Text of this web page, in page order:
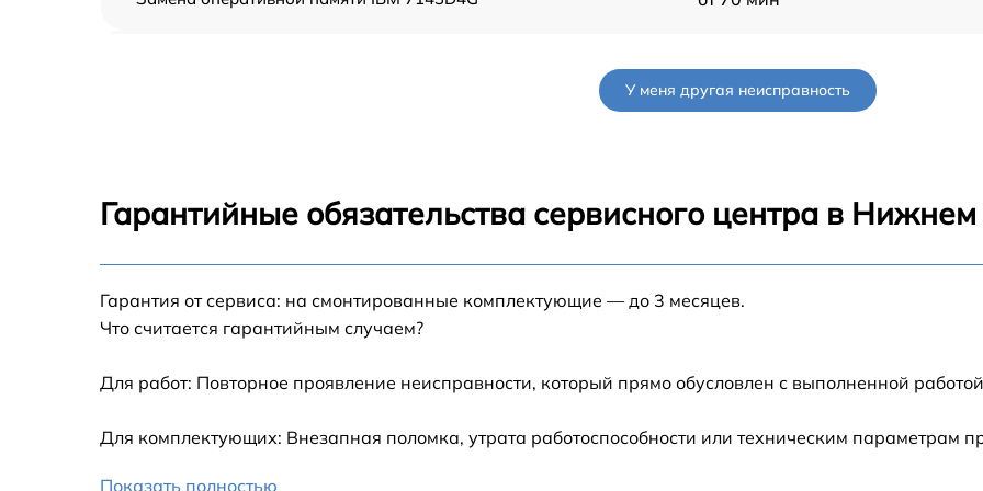
Восстановление загрузчика BIOS IBM
Ремонт СХД IBM 7143D4G от 100 мин
Ремонт ленточного накопителя IBM 7143D4G
Ремонт и диагностика ленточного
У меня другая неисправность
Гарантийные обязательства сервисного центра в
Гарантия от сервиса: на смонтированные комплектующие — до 3 месяцев.
Что считается гарантийным случаем?
Для работ: Повторное проявление неисправности, который прямо обусловлен с выполненной
Для комплектующих: Внезапная поломка, утрата работоспособности или техническим параметрам
Показать полностью